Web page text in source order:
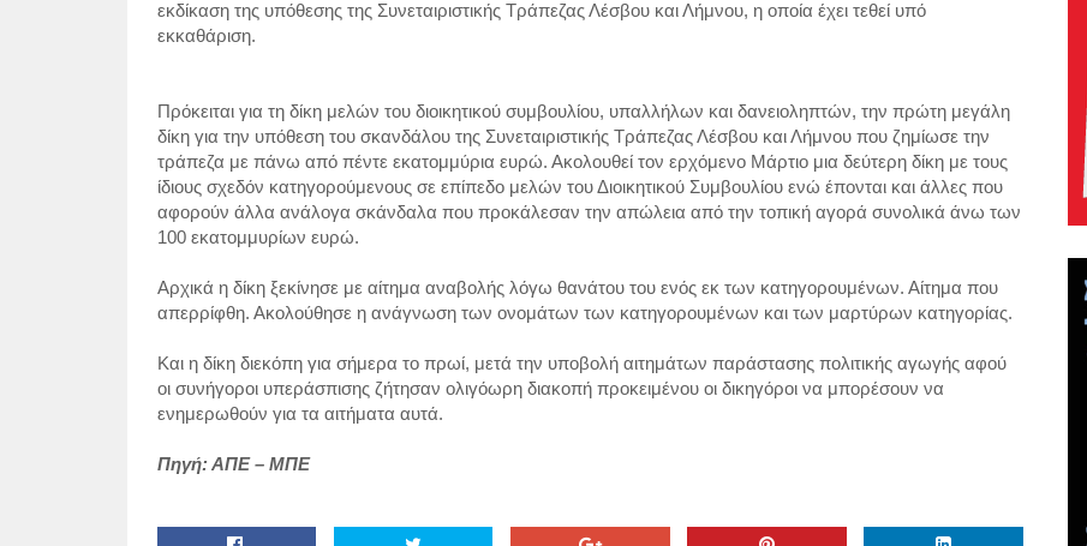
εκδίκαση της υπόθεσης της Συνεταιριστικής Τράπεζας Λέσβου και Λήμνου, η οποία έχει τεθεί υπό
εκκαθάριση.
Πρόκειται για τη δίκη μελών του διοικητικού συμβουλίου, υπαλλήλων και δανειοληπτών, την πρώτη μεγάλη
δίκη για την υπόθεση του σκανδάλου της Συνεταιριστικής Τράπεζας Λέσβου και Λήμνου που ζημίωσε την
τράπεζα με πάνω από πέντε εκατομμύρια ευρώ. Ακολουθεί τον ερχόμενο Μάρτιο μια δεύτερη δίκη με τους
ίδιους σχεδόν κατηγορούμενους σε επίπεδο μελών του Διοικητικού Συμβουλίου ενώ έπονται και άλλες που
αφορούν άλλα ανάλογα σκάνδαλα που προκάλεσαν την απώλεια από την τοπική αγορά συνολικά άνω των
100 εκατομμυρίων ευρώ.
Αρχικά η δίκη ξεκίνησε με αίτημα αναβολής λόγω θανάτου του ενός εκ των κατηγορουμένων. Αίτημα που
απερρίφθη. Ακολούθησε η ανάγνωση των ονομάτων των κατηγορουμένων και των μαρτύρων κατηγορίας.
Και η δίκη διεκόπη για σήμερα το πρωί, μετά την υποβολή αιτημάτων παράστασης πολιτικής αγωγής αφού
οι συνήγοροι υπεράσπισης ζήτησαν ολιγόωρη διακοπή προκειμένου οι δικηγόροι να μπορέσουν να
ενημερωθούν για τα αιτήματα αυτά.
Πηγή: ΑΠΕ – ΜΠΕ